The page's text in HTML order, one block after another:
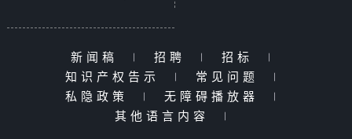
新闻稿 | 招聘 | 招标
|
知识产权告示
| 常见问题
|
私隐政策
| 无障碍播放器
|
其他语言内容
|